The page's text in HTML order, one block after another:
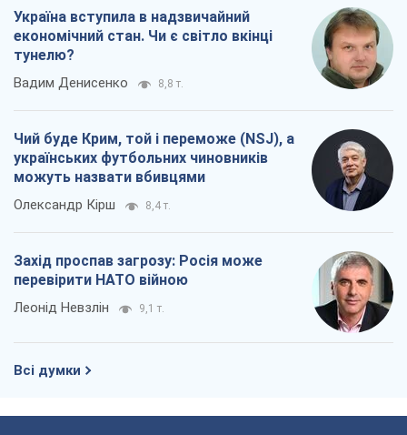
Україна вступила в надзвичайний
економічний стан. Чи є світло вкінці
тунелю?
Вадим Денисенко 8,8 т.
Чий буде Крим, той і переможе (NSJ), а
українських футбольних чиновників
можуть назвати вбивцями
Олександр Кірш 8,4 т.
Захід проспав загрозу: Росія може
перевірити НАТО війною
Леонід Невзлін 9,1 т.
Всі думки